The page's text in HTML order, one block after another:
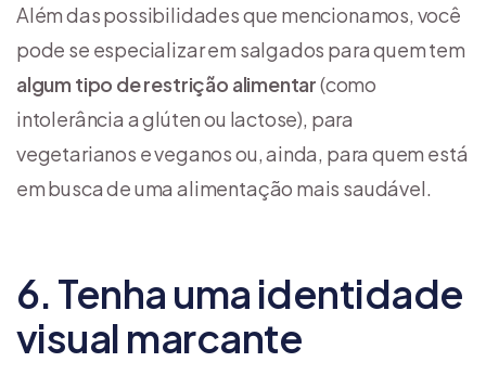
Além das possibilidades que mencionamos, você
pode se especializar em salgados para quem tem
algum tipo de restrição alimentar(como
intolerância a glúten ou lactose), para
vegetarianos e veganos ou, ainda, para quem está
em busca de uma alimentação mais saudável.
6. Tenha uma identidade
visual marcante